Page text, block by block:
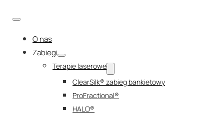
O nas
Zabiegi
Terapie laserowe
ClearSilk® zabieg bankietowy
ProFractional®
HALO®